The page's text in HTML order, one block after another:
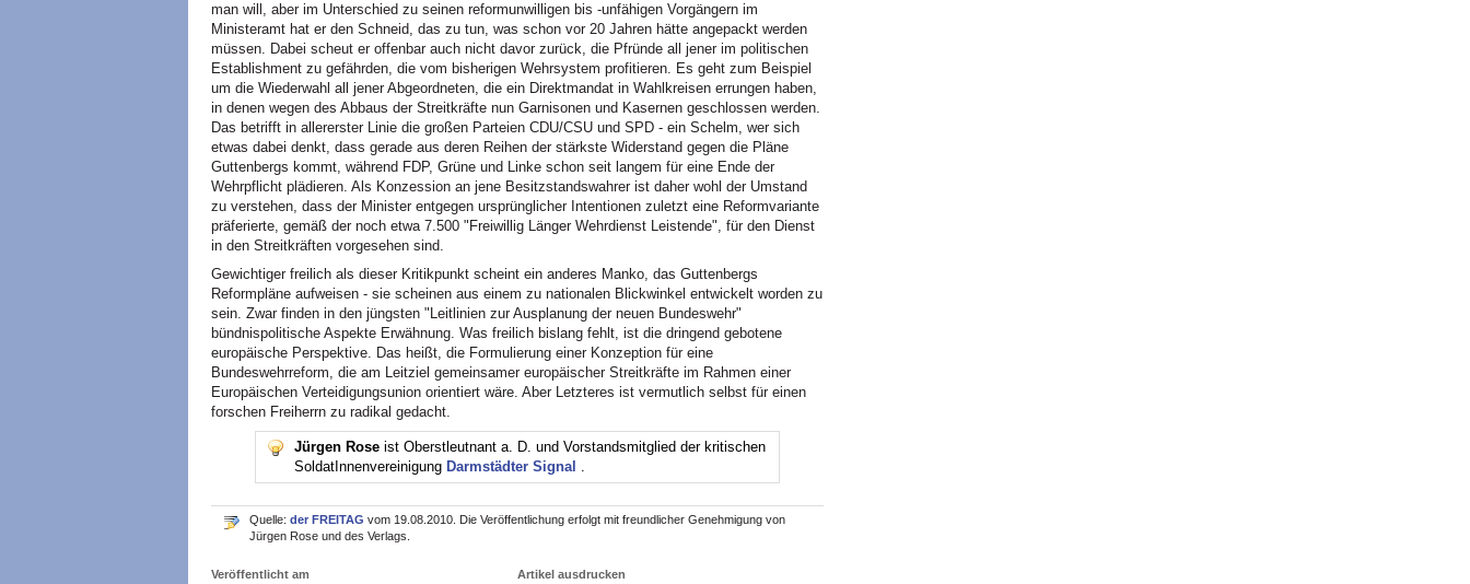
man will, aber im Unterschied zu seinen reformunwilligen bis -unfähigen Vorgängern im
Ministeramt hat er den Schneid, das zu tun, was schon vor 20 Jahren hätte angepackt werden
müssen. Dabei scheut er offenbar auch nicht davor zurück, die Pfründe all jener im politischen
Establishment zu gefährden, die vom bisherigen Wehrsystem profitieren. Es geht zum Beispiel
um die Wiederwahl all jener Abgeordneten, die ein Direktmandat in Wahlkreisen errungen haben,
in denen wegen des Abbaus der Streitkräfte nun Garnisonen und Kasernen geschlossen werden.
Das betrifft in allererster Linie die großen Parteien CDU/CSU und SPD - ein Schelm, wer sich
etwas dabei denkt, dass gerade aus deren Reihen der stärkste Widerstand gegen die Pläne
Guttenbergs kommt, während FDP, Grüne und Linke schon seit langem für eine Ende der
Wehrpflicht plädieren. Als Konzession an jene Besitzstandswahrer ist daher wohl der Umstand
zu verstehen, dass der Minister entgegen ursprünglicher Intentionen zuletzt eine Reformvariante
präferierte, gemäß der noch etwa 7.500 "Freiwillig Länger Wehrdienst Leistende", für den Dienst
in den Streitkräften vorgesehen sind.
Gewichtiger freilich als dieser Kritikpunkt scheint ein anderes Manko, das Guttenbergs
Reformpläne aufweisen - sie scheinen aus einem zu nationalen Blickwinkel entwickelt worden zu
sein. Zwar finden in den jüngsten "Leitlinien zur Ausplanung der neuen Bundeswehr"
bündnispolitische Aspekte Erwähnung. Was freilich bislang fehlt, ist die dringend gebotene
europäische Perspektive. Das heißt, die Formulierung einer Konzeption für eine
Bundeswehrreform, die am Leitziel gemeinsamer europäischer Streitkräfte im Rahmen einer
Europäischen Verteidigungsunion orientiert wäre. Aber Letzteres ist vermutlich selbst für einen
forschen Freiherrn zu radikal gedacht.
Jürgen Rose ist Oberstleutnant a. D. und Vorstandsmitglied der kritischen
SoldatInnenvereinigung Darmstädter Signal .
Quelle: der FREITAG vom 19.08.2010. Die Veröffentlichung erfolgt mit freundlicher Genehmigung von
Jürgen Rose und des Verlags.
Veröffentlicht am Artikel ausdrucken